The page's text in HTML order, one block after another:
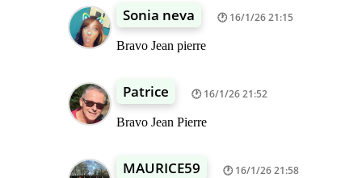
Sonia neva 16/1/26 21:15
Bravo Jean pierre
Patrice 16/1/26 21:52
Bravo Jean Pierre
MAURICE59 16/1/26 21:58